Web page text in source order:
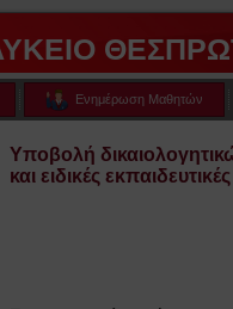
Ενημέρωση Μαθητών
Υποβολή
και ειδικές